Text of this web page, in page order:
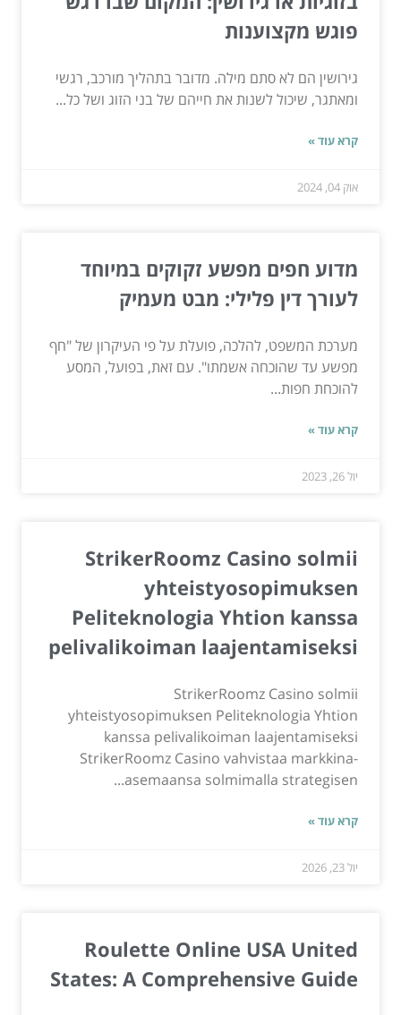
פוגש מקצוענות
גירושין הם לא סתם מילה. מדובר בתהליך מורכב, רגשי
ומאתגר, שיכול לשנות את חייהם של בני הזוג ושל כל...
קרא עוד »
אוק 04, 2024
מדוע חפים מפשע זקוקים במיוחד
לעורך דין פלילי: מבט מעמיק
מערכת המשפט, להלכה, פועלת על פי העיקרון של "חף
מפשע עד שהוכחה אשמתו". עם זאת, בפועל, המסע
להוכחת חפות...
קרא עוד »
יול 26, 2023
StrikerRoomz Casino solmii
yhteistyosopimuksen
Peliteknologia Yhtion kanssa
pelivalikoiman laajentamiseksi
StrikerRoomz Casino solmii
yhteistyosopimuksen Peliteknologia Yhtion
kanssa pelivalikoiman laajentamiseksi
StrikerRoomz Casino vahvistaa markkina-
asemaansa solmimalla strategisen...
קרא עוד »
יול 23, 2026
Roulette Online USA United
States: A Comprehensive Guide